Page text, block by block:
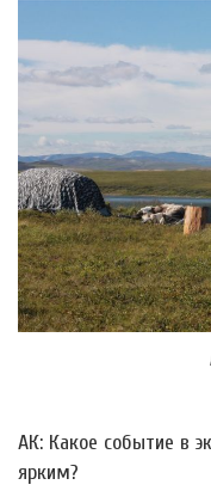
АК: Какое событие в
ярким?